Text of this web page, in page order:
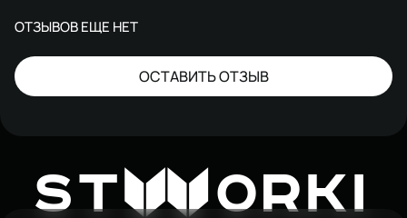
ОТЗЫВОВ ЕЩЕ НЕТ
ОСТАВИТЬ ОТЗЫВ
STW ORKI